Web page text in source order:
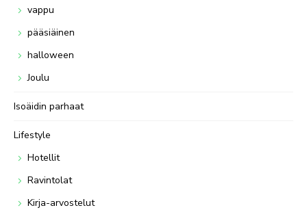
vappu
pääsiäinen
halloween
Joulu
Isoäidin parhaat
Lifestyle
Hotellit
Ravintolat
Kirja-arvostelut